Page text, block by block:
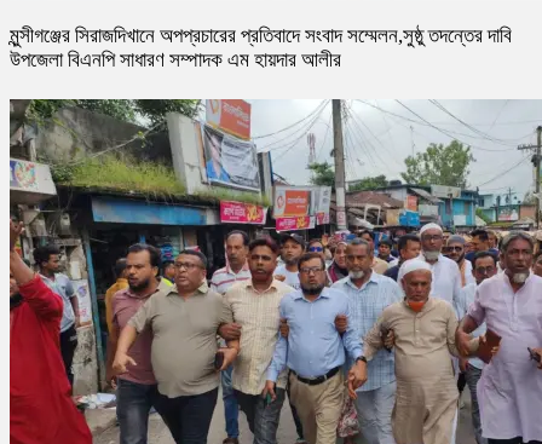
মুন্সীগঞ্জের সিরাজদিখানে অপপ্রচারের প্রতিবাদে সংবাদ সম্মেলন,সুষ্ঠু তদন্তের দাবি
উপজেলা বিএনপি সাধারণ সম্পাদক এম হায়দার আলীর